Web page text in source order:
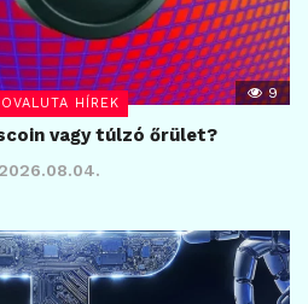
HÍREK
9
vagy túlzó őrület?
2026.08.04.